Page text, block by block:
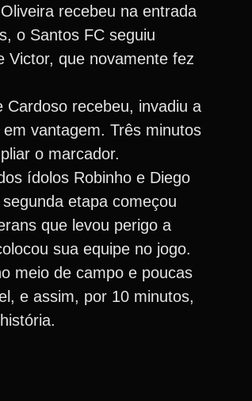
recebeu na entrada
o Santos FC seguiu
Victor, que novamente fez
recebeu, invadiu a
vantagem. Três minutos
o marcador.
ídolos Robinho e Diego
etapa começou
que levou perigo a
sua equipe no jogo.
meio de campo e poucas
e assim, por 10 minutos,